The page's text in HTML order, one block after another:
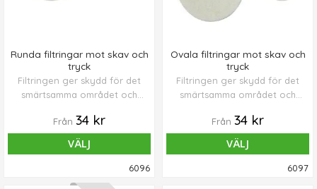
Runda filtringar mot skav och
tryck
Filtringen ger skydd för det
smärtsamma området och
smärtan direkt.
Från 34 kr
VÄLJ
6096
Ovala filtringar mot skav och
tryck
Filtringen ger skydd för det
smärtsamma området och
smärtan direkt.
Från 34 kr
VÄLJ
6097